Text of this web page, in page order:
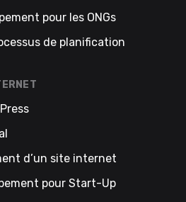
pour les ONGs
de planification
d’un site internet
pour Start-Up